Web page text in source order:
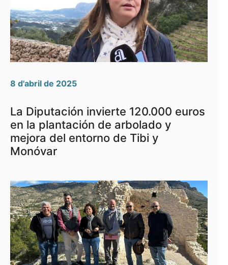
8 d'abril de 2025
La Diputación invierte 120.000 euros
en la plantación de arbolado y
mejora del entorno de Tibi y
Monóvar